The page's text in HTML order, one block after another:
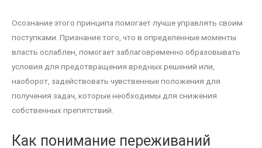
Осознание этого принципа помогает лучше управлять своим
поступками. Признание того, что в определенные моменты
власть ослаблен, помогает заблаговременно образовывать
условия для предотвращения вредных решений или,
наоборот, задействовать чувственные положения для
получения задач, которые необходимы для снижения
собственных препятствий.
Как понимание переживаний